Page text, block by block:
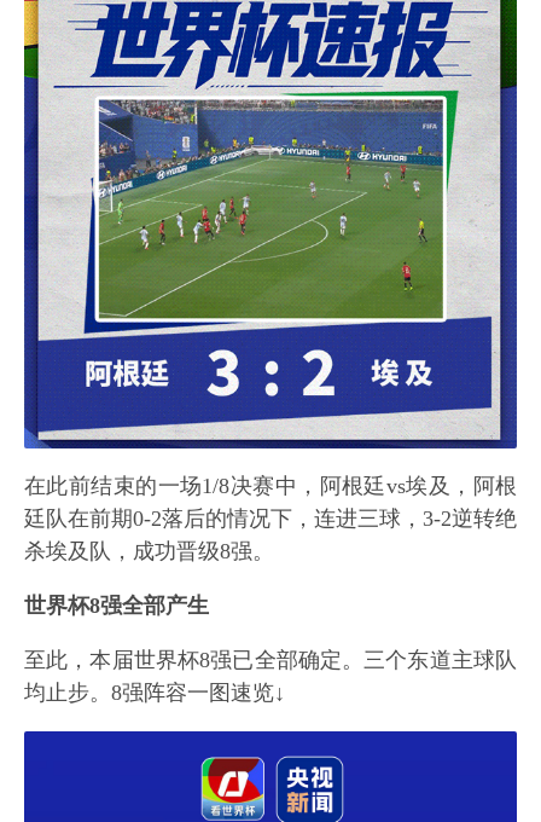
在此前结束的一场1/8决赛中，阿根廷vs埃及，阿根
廷队在前期0-2落后的情况下，连进三球，3-2逆转绝
杀埃及队，成功晋级8强。
世界杯8强全部产生
至此，本届世界杯8强已全部确定。三个东道主球队
均止步。8强阵容一图速览↓